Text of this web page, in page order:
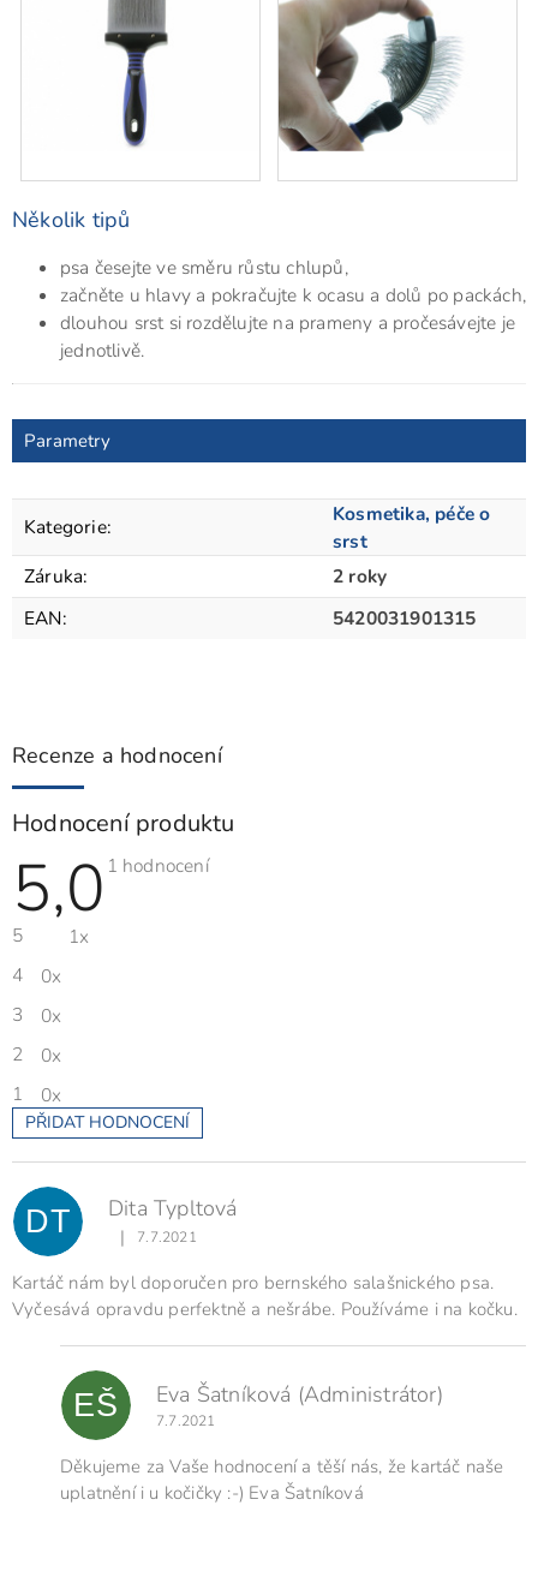
Několik tipů
psa česejte ve směru růstu chlupů,
začněte u hlavy a pokračujte k ocasu a dolů po packách,
dlouhou srst si rozdělujte na prameny a pročesávejte je
jednotlivě.
Parametry
Kategorie:
Kosmetika, péče o
srst
Záruka:
2 roky
EAN: 5420031901315
Recenze a hodnocení
Hodnocení produktu
5,0 Průměrné
1 hodnocení
5
1x
4
0x
3
0x
2
0x
1
0x
PŘIDAT HODNOCENÍ
V
ý
p
i
s
o
d
DT Dita Typltová
Hodnocení produktu je 5 z 5 hvězdiček.
| 7.7.2021
Kartáč nám byl doporučen pro bernského salašnického psa.
Vyčesává opravdu perfektně a nešrábe. Používáme i na kočku.
EŠ Eva Šatníková (Administrátor)
7.7.2021
Děkujeme za Vaše hodnocení a těší nás, že kartáč naše
uplatnění i u kočičky :-) Eva Šatníková